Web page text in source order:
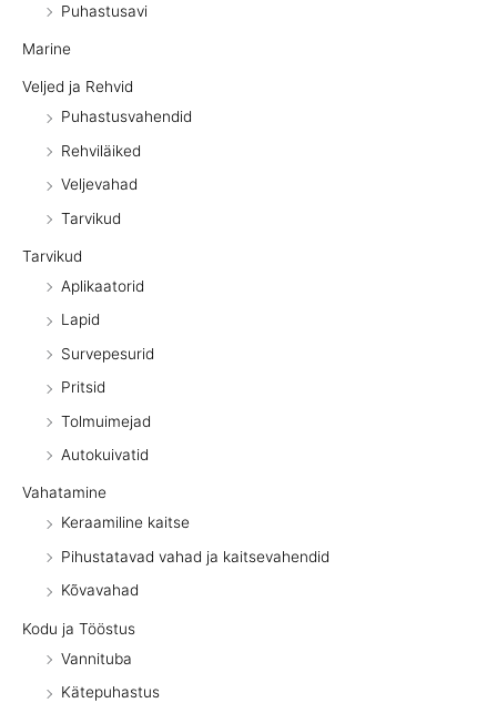
Puhastusavi
Marine
Veljed ja Rehvid
Puhastusvahendid
Rehviläiked
Veljevahad
Tarvikud
Tarvikud
Aplikaatorid
Lapid
Survepesurid
Pritsid
Tolmuimejad
Autokuivatid
Vahatamine
Keraamiline kaitse
Pihustatavad vahad ja kaitsevahendid
Kõvavahad
Kodu ja Tööstus
Vannituba
Kätepuhastus